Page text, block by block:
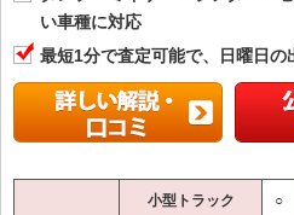
い車種に対応
最短1分で査定可能で、日曜日
小型トラック ○